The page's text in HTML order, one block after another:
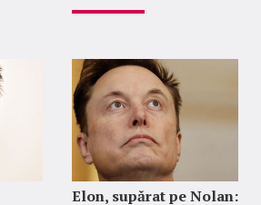
Elon, supărat pe Nolan: